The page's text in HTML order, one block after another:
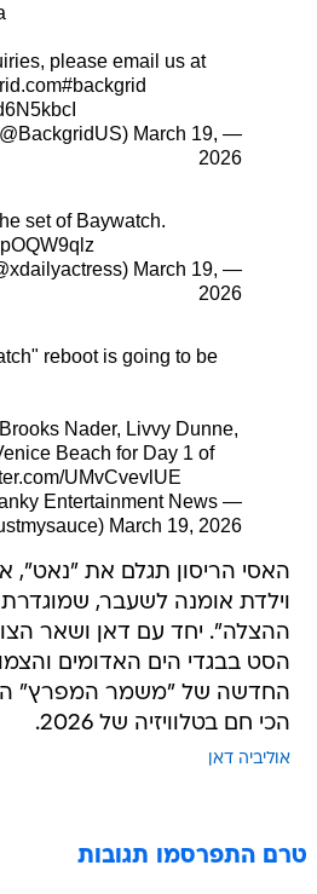
please email us at
#backgrid
— backgridus (@BackgridUS)
March 19,
2026
set of Baywatch.
— daily actress (@xdailyactress)
March 19,
2026
reboot is going to be
Nader, Livvy Dunne,
Beach for Day 1 of
UMvCvevlUE
Entertainment News
March 19, 2026
האסי הריסון תגלם את "נאט",
וילדת אומנה לשעבר,
ההצלה". יחד עם דאן ושאר
הסט בבגדי הים האדומים
החדשה של "משמר המפרץ"
הכי חם בטלוויזיה של 2026.
אוליביה דאן
טרם התפרסמו תגובות